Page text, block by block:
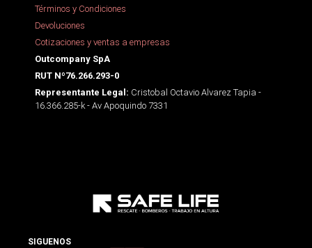
Términos y Condiciones
Devoluciones
Cotizaciones y ventas a empresas
Outcompany SpA
RUT Nº76.266.293-0
Representante Legal: Cristobal Octavio Alvarez Tapia -
16.366.285-k - Av Apoquindo 7331
SIGUENOS